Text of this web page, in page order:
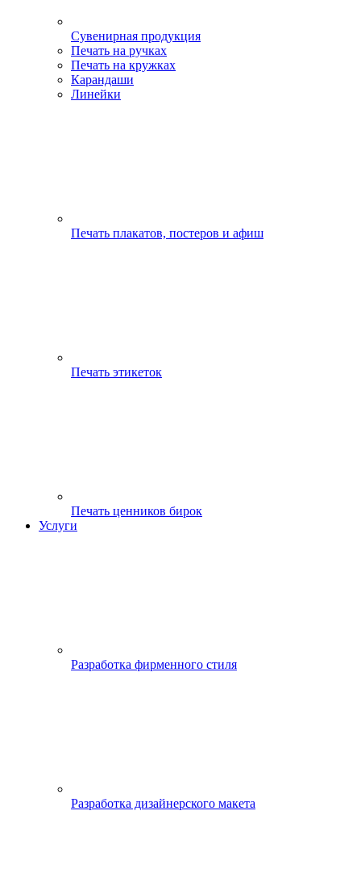
Сувенирная продукция
Печать на ручках
Печать на кружках
Карандаши
Линейки
Печать плакатов, постеров и афиш
Печать этикеток
Печать ценников бирок
Услуги
Разработка фирменного стиля
Разработка дизайнерского макета